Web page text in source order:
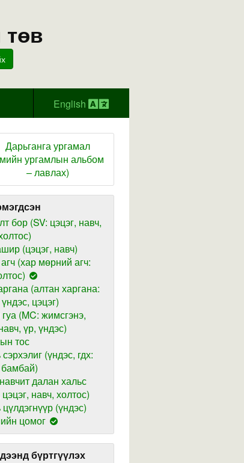
English
Дарьганга ургамал
ургамлын альбом
– лавлах)
бор (SV: цэцэг, навч,
(цэцэг, навч)
(хар мөрний агч:
(алтан харгана:
цэцэг)
(MC: жимсгэнэ,
үр, үндэс)
тос
(үндэс, гдх:
далан хальс
навч, холтос)
(үндэс)
цомог
бүртгүүлэх